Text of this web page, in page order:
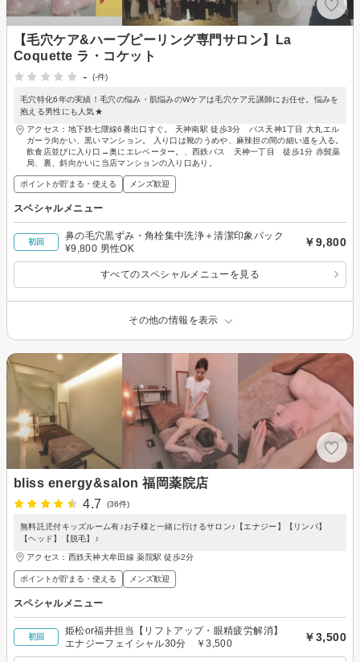
【毛穴ケア&ハーブピーリング専門サロン】La
Coquette ラ・コケット
-
(-件)
毛穴特化6年の実績！毛穴の悩み・肌悩みのWケアは毛穴ケア元講師にお任せ。悩みを
抱える男性にも人気★
アクセス：地下鉄七隈線6番出口すぐ。 天神南駅 徒歩3分 バス天神1丁目 大丸エル
ガーラ向かい、黒いマンション。 入り口は靴のうめや、麻辣担の間の細い道を入る。
飲食店並びに入り口→奥にエレベーター。、西鉄バス 天神一丁目 徒歩1分 赤髭薬
局、裏、斜向かいに当店マンションの入り口あり。
ポイントが貯まる・使える メンズ歓迎
スペシャルメニュー
初回
鼻の毛穴黒ずみ・角栓集中洗浄＋清潔印象パック
¥9,800 男性OK
￥9,800
すべてのスペシャルメニューを見る
その他の情報を表示
bliss energy&salon 福岡薬院店
4.7
(36件)
無料託児付キッズルーム有♪お子様と一緒に行けるサロン♪【エナジー】【リンパ】
【ヘッド】【脱毛】♪
アクセス：西鉄天神大牟田線 薬院駅 徒歩2分
ポイントが貯まる・使える メンズ歓迎
スペシャルメニュー
初回
姫松or福井担当【リフトアップ・眼精疲労解消】
エナジーフェイシャル30分 ￥3,500
￥3,500